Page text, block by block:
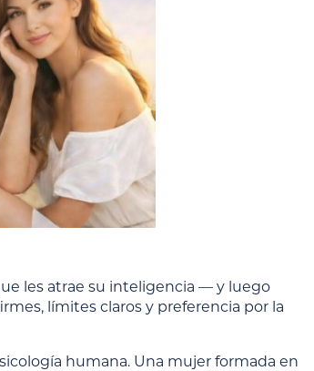
les atrae su inteligencia — y luego
límites claros y preferencia por la
humana. Una mujer formada en